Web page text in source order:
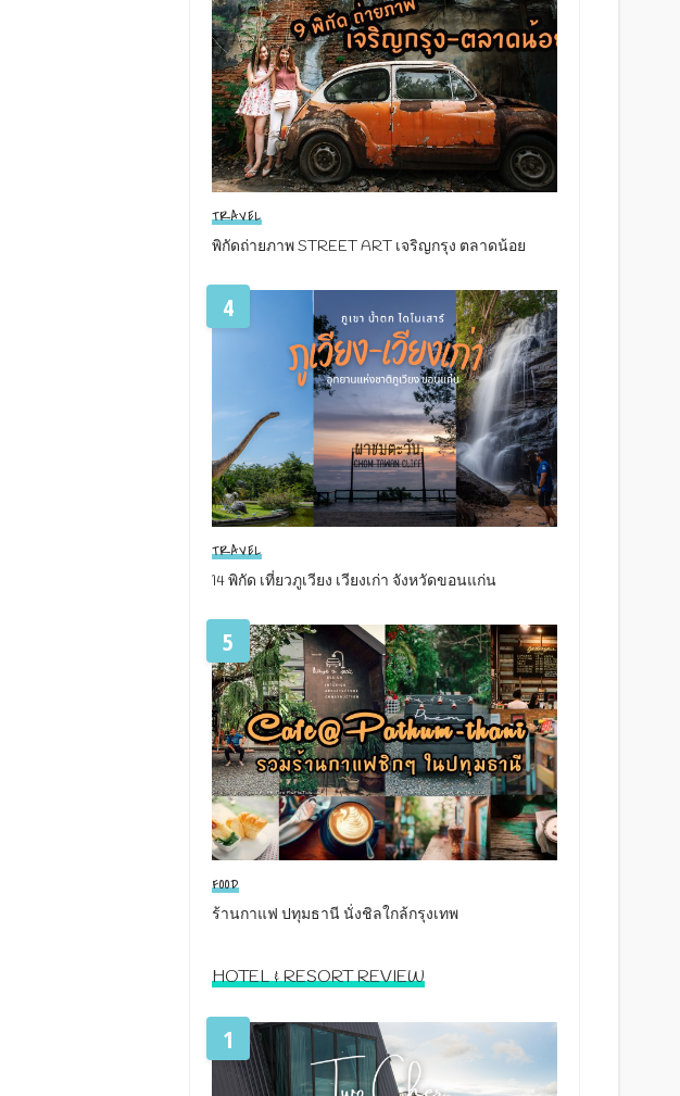
TRAVEL
พิกัดถ่ายภาพ STREET ART เจริญกรุง ตลาดน้อย
4
TRAVEL
14 พิกัด เที่ยวภูเวียง เวียงเก่า จังหวัดขอนแก่น
5
FOOD
ร้านกาแฟ ปทุมธานี นั่งชิลใกล้กรุงเทพ
HOTEL & RESORT REVIEW
1